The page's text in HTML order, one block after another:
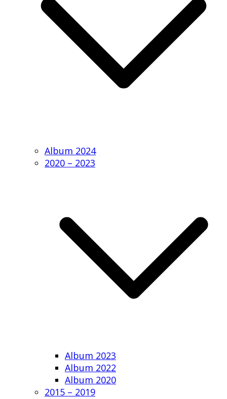
Album 2024
2020 – 2023
Album 2023
Album 2022
Album 2020
2015 – 2019